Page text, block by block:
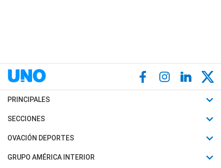
PRINCIPALES
Últimas Noticias
Política
SECCIONES
Horóscopo
Motores
OVACIÓN DEPORTES
Fútbol
GRUPO AMÉRICA INTERIOR